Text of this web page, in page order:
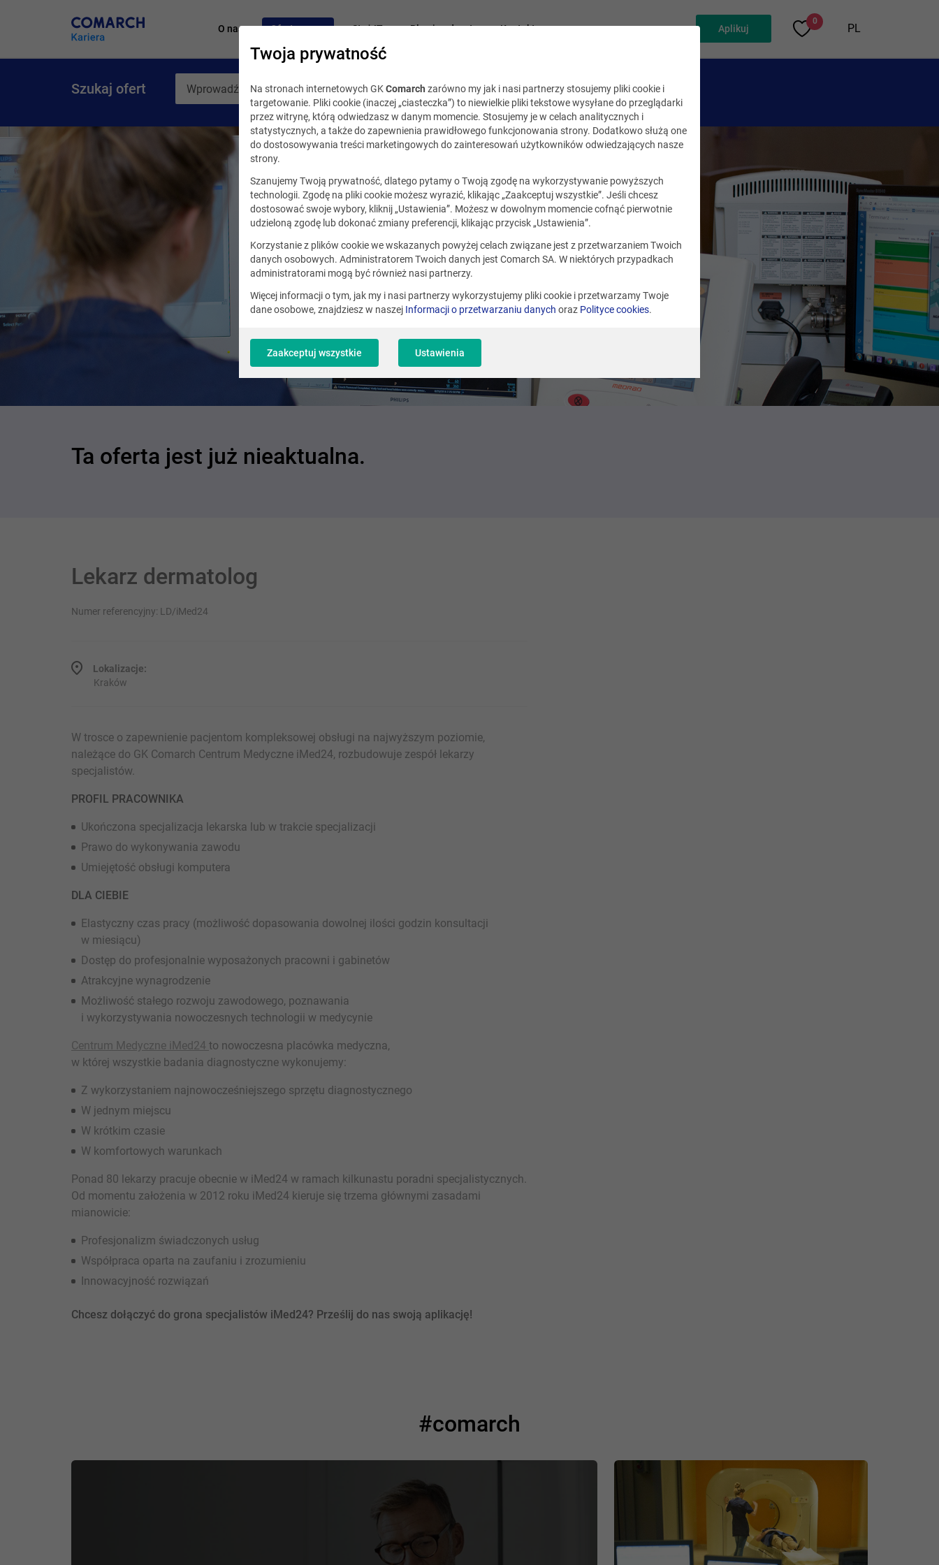
O nas Oferty pracy Staż IT Blog i podcast Kontakt Aplikuj
0
PL
Szukaj ofert
Lekarz dermatolog
Ta oferta jest już nieaktualna.
Lekarz dermatolog
Numer referencyjny: LD/iMed24
Lokalizacje:
Kraków
W trosce o zapewnienie pacjentom kompleksowej obsługi na najwyższym poziomie,
należące do GK Comarch Centrum Medyczne iMed24, rozbudowuje zespół lekarzy
specjalistów.
PROFIL PRACOWNIKA
Ukończona specjalizacja lekarska lub w trakcie specjalizacji
Prawo do wykonywania zawodu
Umiejętość obsługi komputera
DLA CIEBIE
Elastyczny czas pracy (możliwość dopasowania dowolnej ilości godzin konsultacji
w miesiącu)
Dostęp do profesjonalnie wyposażonych pracowni i gabinetów
Atrakcyjne wynagrodzenie
Możliwość stałego rozwoju zawodowego, poznawania
i wykorzystywania nowoczesnych technologii w medycynie
Centrum Medyczne iMed24 to nowoczesna placówka medyczna,
w której wszystkie badania diagnostyczne wykonujemy:
Z wykorzystaniem najnowocześniejszego sprzętu diagnostycznego
W jednym miejscu
W krótkim czasie
W komfortowych warunkach
Ponad 80 lekarzy pracuje obecnie w iMed24 w ramach kilkunastu poradni specjalistycznych.
Od momentu założenia w 2012 roku iMed24 kieruje się trzema głównymi zasadami
mianowicie:
Profesjonalizm świadczonych usług
Współpraca oparta na zaufaniu i zrozumieniu
Innowacyjność rozwiązań
Chcesz dołączyć do grona specjalistów iMed24? Prześlij do nas swoją aplikację!
#comarch
Twoja prywatność
Na stronach internetowych GKComarch zarówno my jak i nasi partnerzy stosujemy pliki cookie i
targetowanie. Pliki cookie (inaczej „ciasteczka”) to niewielkie pliki tekstowe wysyłane do przeglądarki
przez witrynę, którą odwiedzasz w danym momencie. Stosujemy je w celach analitycznych i
statystycznych, a także do zapewnienia prawidłowego funkcjonowania strony. Dodatkowo służą one
do dostosowywania treści marketingowych do zainteresowań użytkowników odwiedzających nasze
strony.
Szanujemy Twoją prywatność, dlatego pytamy o Twoją zgodę na wykorzystywanie powyższych
technologii. Zgodę na pliki cookie możesz wyrazić, klikając „Zaakceptuj wszystkie”. Jeśli chcesz
dostosować swoje wybory, kliknij „Ustawienia”. Możesz w dowolnym momencie cofnąć pierwotnie
udzieloną zgodę lub dokonać zmiany preferencji, klikając przycisk „Ustawienia”.
Korzystanie z plików cookie we wskazanych powyżej celach związane jest z przetwarzaniem Twoich
danych osobowych. Administratorem Twoich danych jest Comarch SA. W niektórych przypadkach
administratorami mogą być również nasi partnerzy.
Więcej informacji o tym, jak my i nasi partnerzy wykorzystujemy pliki cookie i przetwarzamy Twoje
dane osobowe, znajdziesz w naszej Informacji o przetwarzaniu danych oraz Polityce cookies.
Zaakceptuj wszystkie Ustawienia